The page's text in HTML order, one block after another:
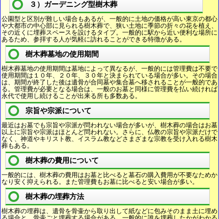
３）ガーデニング型樹木葬
公園型と区別が難しい場合もあるが、一般的に土地の価格が高い東京の都心
や大都市の中心部に見られる樹木葬で、狭い土地に季節の折々の花を植え、
その近くに埋葬スペースを設けるタイプ。一般的に駅から近い便利な場所に
あるため、参拝する人が気軽に訪れることができる特徴がある。
樹木葬墓地の使用期間
樹木葬墓地の使用期間は墓地によって異なるが、一般的には管理費は不要で
使用期間は１０年、２０年、３０年と決まられている場合が多い。その場合
は、期間が終了した後は遺骨が合同墓や集合墓へ移されることが一般的であ
る。管理費が必要となる場合は、一般のお墓と同様に管理費を払い続ければ
永代で使用し続けることが出来る所も多数ある。
宗旨や宗派について
最近はお墓でも宗旨や宗派が問われない場合が多いが、樹木葬の場合はお墓
以上に宗旨や宗派はほとんど問われない。さらに、仏教の宗旨や宗派だけで
なく、神道やキリスト教、イスラム教などさまざまな宗教を受け入れる樹木
葬もある。
樹木葬の費用について
一般的には、樹木葬の費用はお墓と比べると墓石の購入費用が不要なためか
なり安く抑えられる。また管理費もお墓に比べると安い場合が多い。
樹木葬の埋葬方法
樹木葬の埋葬は、遺骨を骨壷から取り出して紙などに包みそのまま土に埋め